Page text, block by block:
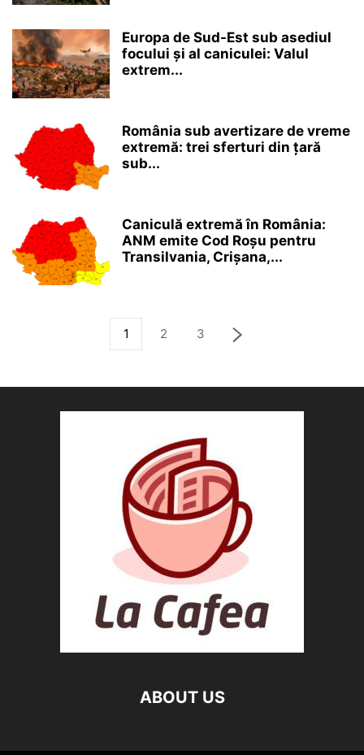
Europa de Sud-Est sub asediul
focului și al caniculei: Valul
extrem...
România sub avertizare de vreme
extremă: trei sferturi din țară
sub...
Caniculă extremă în România:
ANM emite Cod Roșu pentru
Transilvania, Crișana,...
1 2 3
ABOUT US